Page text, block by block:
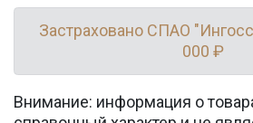
Застраховано СПАО
000 ₽
Внимание: информация о